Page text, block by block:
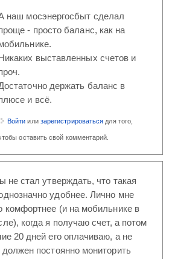
наш мосэнергосбыт сделал
- просто баланс, как на
Никаких выставленных счетов и
держать баланс в
и всё.
Войти или зарегистрироваться для того,
оставить свой комментарий.
не стал утверждать, что такая
удобнее. Лично мне
комфортнее (и на мобильнике в
когда я получаю счет, а потом
20 дней его оплачиваю, а не
должен постоянно мониторить